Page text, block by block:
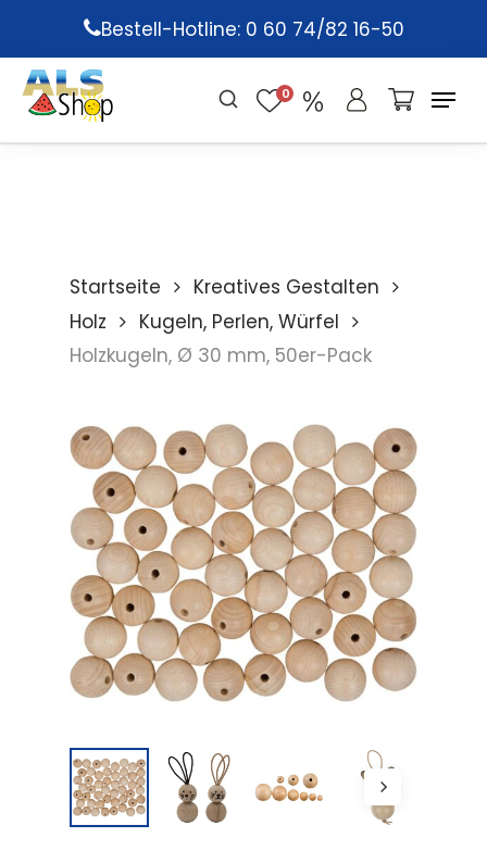
main
content
Bestell-Hotline: 0 60 74/82 16-50
0
Startseite
Kreatives Gestalten
Holz
Kugeln, Perlen, Würfel
Holzkugeln, Ø 30 mm, 50er-Pack